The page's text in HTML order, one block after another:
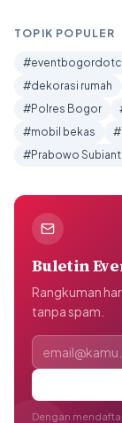
TOPIK POPULER
#dekorasi rumah
#Polres Bogor
#mobil bekas
#Prabowo
Buletin
Rangkuman
tanpa spam.
Alamat email
Dengan